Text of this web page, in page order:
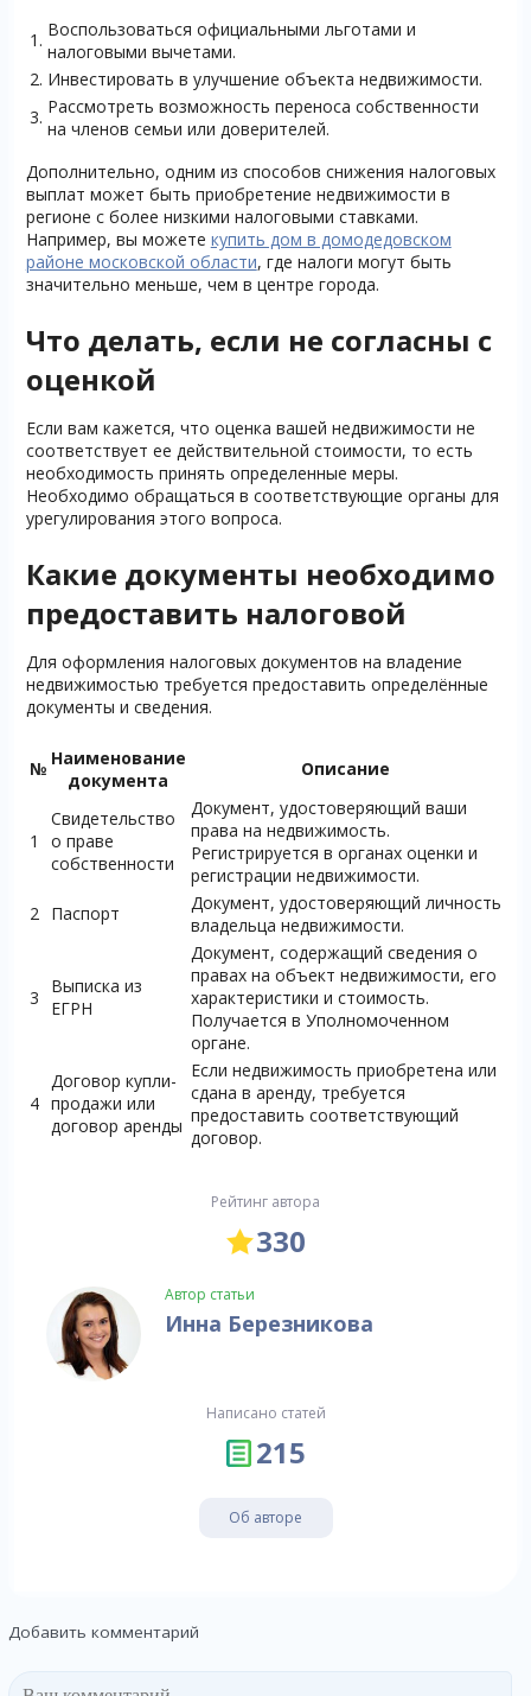
1. Воспользоваться официальными льготами и
налоговыми вычетами.
2. Инвестировать в улучшение объекта недвижимости.
3. Рассмотреть возможность переноса собственности
на членов семьи или доверителей.
Дополнительно, одним из способов снижения налоговых
выплат может быть приобретение недвижимости в
регионе с более низкими налоговыми ставками.
Например, вы можете купить дом в домодедовском
районе московской области, где налоги могут быть
значительно меньше, чем в центре города.
Что делать, если не согласны с
оценкой
Если вам кажется, что оценка вашей недвижимости не
соответствует ее действительной стоимости, то есть
необходимость принять определенные меры.
Необходимо обращаться в соответствующие органы для
урегулирования этого вопроса.
Какие документы необходимо
предоставить налоговой
Для оформления налоговых документов на владение
недвижимостью требуется предоставить определённые
документы и сведения.
№ Наименование
документа
Описание
1
Свидетельство
о праве
собственности
Документ, удостоверяющий ваши
права на недвижимость.
Регистрируется в органах оценки и
регистрации недвижимости.
2 Паспорт
Документ, удостоверяющий личность
владельца недвижимости.
3
Выписка из
ЕГРН
Документ, содержащий сведения о
правах на объект недвижимости, его
характеристики и стоимость.
Получается в Уполномоченном
органе.
4
Договор купли-
продажи или
договор аренды
Если недвижимость приобретена или
сдана в аренду, требуется
предоставить соответствующий
договор.
Рейтинг автора
330
Автор статьи
Инна Березникова
Написано статей
215
Об авторе
Добавить комментарий